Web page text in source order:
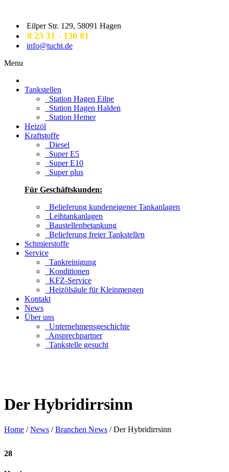
Eilper Str. 129, 58091 Hagen
0 23 31 - 130 81
info@tucht.de
Menu
Tankstellen
Station Hagen Eilpe
Station Hagen Halden
Station Hemer
Heizöl
Kraftstoffe
Diesel
Super E5
Super E10
Super plus
Für Geschäftskunden:
Belieferung kundeneigener Tankanlagen
Leihtankanlagen
Baustellenbetankung
Belieferung freier Tankstellen
Schmierstoffe
Service
Tankreinigung
Konditionen
KFZ-Service
Heizölsäule für Kleinmengen
Kontakt
News
Über uns
Unternehmensgeschichte
Ansprechpartner
Tankstelle gesucht
Der Hybridirrsinn
Home / News / Branchen News / Der Hybridirrsinn
28